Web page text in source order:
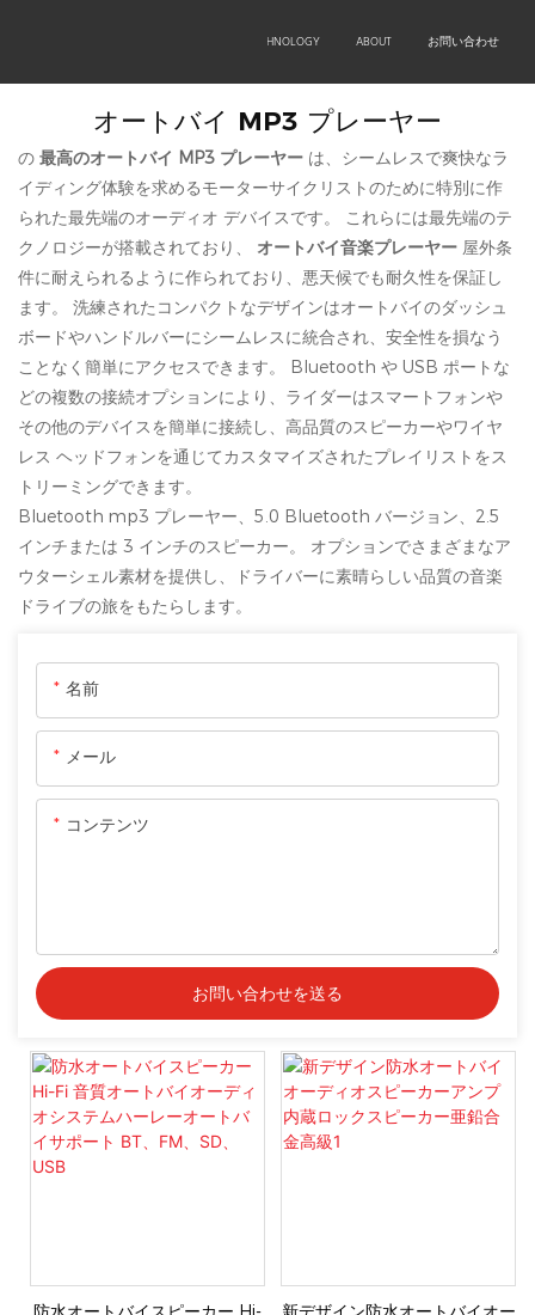
TECHNOLOGY ABOUT お問い合わせ
オートバイ MP3 プレーヤー
の 最高のオートバイ MP3 プレーヤー は、シームレスで爽快なラ
イディング体験を求めるモーターサイクリストのために特別に作
られた最先端のオーディオ デバイスです。 これらには最先端のテ
クノロジーが搭載されており、 オートバイ音楽プレーヤー 屋外条
件に耐えられるように作られており、悪天候でも耐久性を保証し
ます。 洗練されたコンパクトなデザインはオートバイのダッシュ
ボードやハンドルバーにシームレスに統合され、安全性を損なう
ことなく簡単にアクセスできます。 Bluetooth や USB ポートな
どの複数の接続オプションにより、ライダーはスマートフォンや
その他のデバイスを簡単に接続し、高品質のスピーカーやワイヤ
レス ヘッドフォンを通じてカスタマイズされたプレイリストをス
トリーミングできます。
Bluetooth mp3 プレーヤー、5.0 Bluetooth バージョン、2.5
インチまたは 3 インチのスピーカー。 オプションでさまざまなア
ウターシェル素材を提供し、ドライバーに素晴らしい品質の音楽
ドライブの旅をもたらします。
名前
メール
コンテンツ
お問い合わせを送る